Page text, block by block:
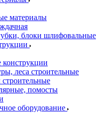
материалы
блоки шлифовальные
леса строительные
помосты
оборудование